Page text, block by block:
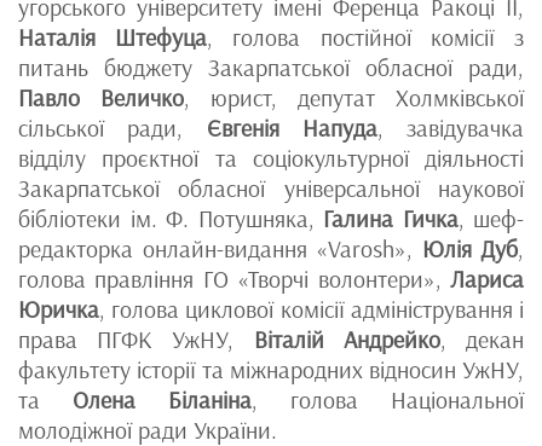
угорського університету імені Ференца Ракоці II,
Наталія Штефуца, голова постійної комісії з
питань бюджету Закарпатської обласної ради,
Павло Величко, юрист, депутат Холмківської
сільської ради, Євгенія Напуда, завідувачка
відділу проєктної та соціокультурної діяльності
Закарпатської обласної універсальної наукової
бібліотеки ім. Ф. Потушняка, Галина Гичка, шеф-
редакторка онлайн-видання «Varosh», Юлія Дуб,
голова правління ГО «Творчі волонтери», Лариса
Юричка, голова циклової комісії адміністрування і
права ПГФК УжНУ, Віталій Андрейко, декан
факультету історії та міжнародних відносин УжНУ,
та Олена Біланіна, голова Національної
молодіжної ради України.